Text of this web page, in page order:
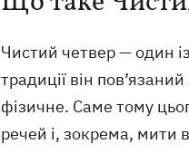
Чистий четвер — один
традиції він
фізичне. Саме тому
речей і, зокрема, мити